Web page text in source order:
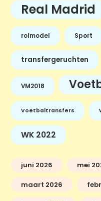
Real Madrid
rolmodel Sport
transfergeruchten
VM2018
Voetbaltransfers
WK 2022
juni 2026 mei
maart 2026